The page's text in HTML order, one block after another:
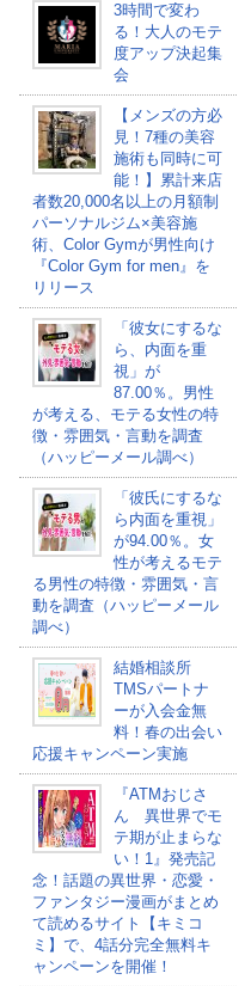
3時間で変わ
る！大人のモテ
度アップ決起集
会
【メンズの方必
見！7種の美容
施術も同時に可
能！】累計来店
者数20,000名以上の月額制
パーソナルジム×美容施
術、Color Gymが男性向け
『Color Gym for men』を
リリース
「彼女にするな
ら、内面を重
視」が
87.00％。男性
が考える、モテる女性の特
徴・雰囲気・言動を調査
（ハッピーメール調べ）
「彼氏にするな
ら内面を重視」
が94.00％。女
性が考えるモテ
る男性の特徴・雰囲気・言
動を調査（ハッピーメール
調べ）
結婚相談所
TMSパートナ
ーが入会金無
料！春の出会い
応援キャンペーン実施
『ATMおじさ
ん 異世界でモ
テ期が止まらな
い！1』発売記
念！話題の異世界・恋愛・
ファンタジー漫画がまとめ
て読めるサイト【キミコ
ミ】で、4話分完全無料キ
ャンペーンを開催！